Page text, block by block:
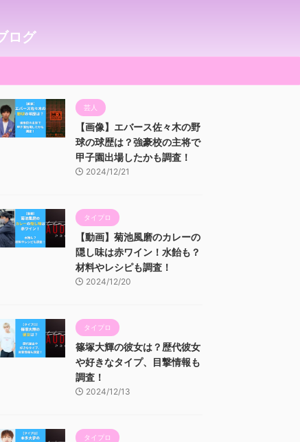
ログ
芸人
【画像】エバース佐々木の野
球の球歴は？強豪校の主将で
甲子園出場したかも調査！
2024/12/21
タイプロ
【動画】菊池風磨のカレーの
隠し味は赤ワイン！水飴も？
材料やレシピも調査！
2024/12/20
タイプロ
篠塚大輝の彼女は？歴代彼女
や好きなタイプ、目撃情報も
調査！
2024/12/13
タイプロ